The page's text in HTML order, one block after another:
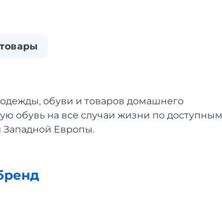
обуви и товаров домашнего
обувь на все случаи жизни по доступным
Западной Европы.